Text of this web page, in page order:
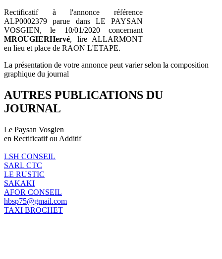
Rectificatif à l'annonce référence
ALP0002379 parue dans LE PAYSAN
VOSGIEN, le 10/01/2020 concernant
MROUGIERHervé, lire ALLARMONT
en lieu et place de RAON L'ETAPE.
La présentation de votre annonce peut varier selon la composition
graphique du journal
AUTRES PUBLICATIONS DU
JOURNAL
Le Paysan Vosgien
en Rectificatif ou Additif
LSH CONSEIL
SARL CTC
LE RUSTIC
SAKAKI
AFOR CONSEIL
hbsp75@gmail.com
TAXI BROCHET